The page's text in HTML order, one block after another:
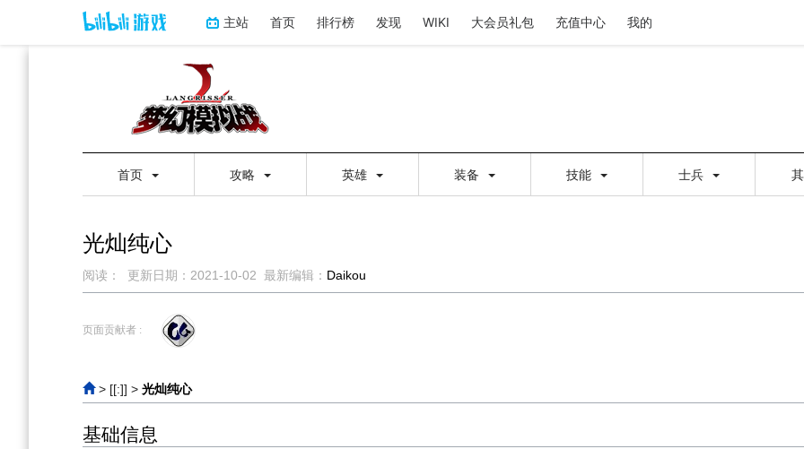
主站 首页 排行榜 发现 WIKI 大会员礼包 充值中心 我的
首页 攻略 英雄 装备 技能 士兵
光灿纯心
阅读： 更新日期： 2021-10-02 最新编辑： Daikou
到
到
页面贡献者 :
> [[:]] > 光灿纯心
基础信息